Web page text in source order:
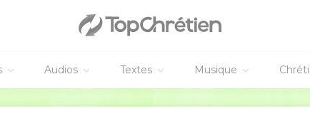
Audios Textes Musique